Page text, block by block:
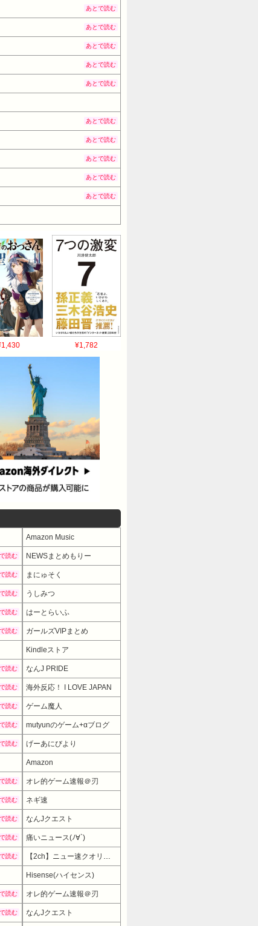
あとで読む
あとで読む
あとで読む
あとで読む
あとで読む
あとで読む
あとで読む
あとで読む
あとで読む
あとで読む
¥1,782
Amazon Music
読む NEWSまとめもりー
読む まにゅそく
読む うしみつ
読む はーとらいふ
読む ガールズVIPまとめ
Kindleストア
読む なんJ PRIDE
読む 海外反応！ I LOVE JAPAN
読む ゲーム魔人
読む mutyunのゲーム+αブログ
読む げーあにびより
Amazon
読む オレ的ゲーム速報＠刃
読む ネギ速
読む なんJクエスト
読む 痛いニュース(ﾉ∀`)
読む 【2ch】ニュー速クオリティ
Hisense(ハイセンス)
読む オレ的ゲーム速報＠刃
読む なんJクエスト